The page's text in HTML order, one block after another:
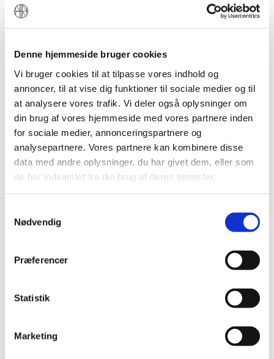
Denne hjemmeside bruger cookies
Vi bruger cookies til at tilpasse vores indhold og
annoncer, til at vise dig funktioner til sociale medier og til
at analysere vores trafik. Vi deler også oplysninger om
din brug af vores hjemmeside med vores partnere inden
for sociale medier, annonceringspartnere og
analysepartnere. Vores partnere kan kombinere disse
data med andre oplysninger, du har givet dem, eller som
de har indsamlet fra din brug af deres tjenester.
Nødvendig
Præferencer
Statistik
Marketing
Instagram
Søg
Menu
Vi er aktiv medlem af den internationale brancheforening FIAT-
IFTA.
Privatlivspolitik
Atlant biourne